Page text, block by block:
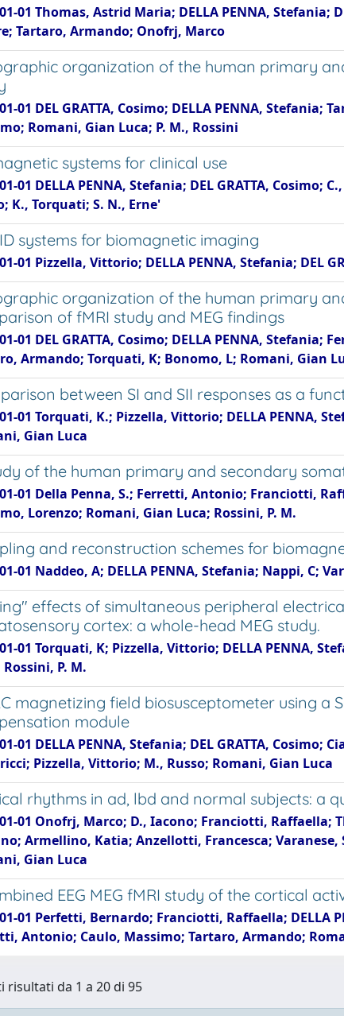
01 Thomas, Astrid Maria; DELLA PENNA, Stefania;
Tartaro, Armando; Onofrj, Marco
organization of the human primary
01 DEL GRATTA, Cosimo; DELLA PENNA,
Romani, Gian Luca; P. M., Rossini
systems for clinical use
01 DELLA PENNA, Stefania; DEL GRATTA,
K., Torquati; S. N., Erne'
systems for biomagnetic imaging
01 Pizzella, Vittorio; DELLA PENNA, Stefania; DEL
organization of the human primary
of fMRI study and MEG findings
01 DEL GRATTA, Cosimo; DELLA PENNA,
Armando; Torquati, K; Bonomo, L; Romani, Gian
between SI and SII responses as a
01 Torquati, K.; Pizzella, Vittorio; DELLA PENNA,
Gian Luca
of the human primary and secondary
01 Della Penna, S.; Ferretti, Antonio; Franciotti,
Lorenzo; Romani, Gian Luca; Rossini, P. M.
and reconstruction schemes for
01 Naddeo, A; DELLA PENNA, Stefania; Nappi, C;
effects of simultaneous peripheral
cortex: a whole-head MEG study.
01 Torquati, K; Pizzella, Vittorio; DELLA PENNA,
Rossini, P. M.
magnetizing field biosusceptometer using a
module
01 DELLA PENNA, Stefania; DEL GRATTA, Cosimo;
Pizzella, Vittorio; M., Russo; Romani, Gian Luca
rhythms in ad, lbd and normal subjects: a
01 Onofrj, Marco; D., Iacono; Franciotti, Raffaella;
Armellino, Katia; Anzellotti, Francesca;
Gian Luca
EEG MEG fMRI study of the cortical
01 Perfetti, Bernardo; Franciotti, Raffaella; DELLA
Antonio; Caulo, Massimo; Tartaro, Armando;
risultati da 1 a 20 di 95